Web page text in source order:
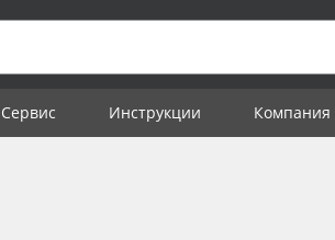
Сервис Инструкции Компания